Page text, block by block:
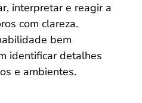
interpretar e reagir a
com clareza.
bem
identificar detalhes
e ambientes.